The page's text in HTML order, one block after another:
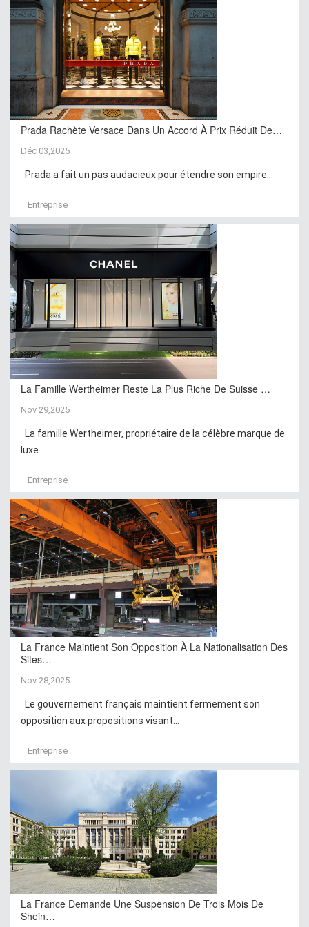
Prada Rachète Versace Dans Un Accord À Prix Réduit De…
Déc 03,2025
Prada a fait un pas audacieux pour étendre son empire...
Entreprise
La Famille Wertheimer Reste La Plus Riche De Suisse …
Nov 29,2025
La famille Wertheimer, propriétaire de la célèbre marque de
luxe...
Entreprise
La France Maintient Son Opposition À La Nationalisation Des
Sites…
Nov 28,2025
Le gouvernement français maintient fermement son
opposition aux propositions visant...
Entreprise
La France Demande Une Suspension De Trois Mois De
Shein…